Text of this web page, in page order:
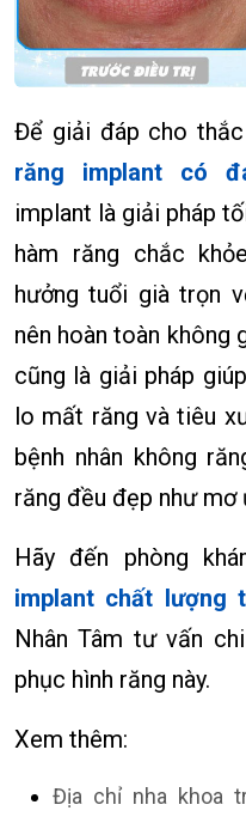
Để giải đáp cho
răng implant có
implant là giải pháp
hàm răng chắc
hưởng tuổi già trọn
nên hoàn toàn không
cũng là giải pháp
lo mất răng và tiêu
bệnh nhân không
răng đều đẹp như mơ
Hãy đến phòng
implant chất lượng
Nhân Tâm tư vấn
phục hình răng này.
Xem thêm:
Địa chỉ nha khoa